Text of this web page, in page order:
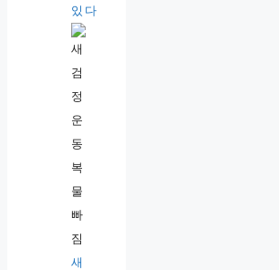
있다
새